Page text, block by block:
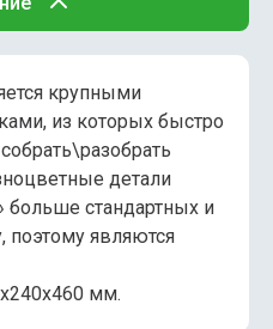
крупными
из которых быстро
детали
больше стандартных и
являются
мм.